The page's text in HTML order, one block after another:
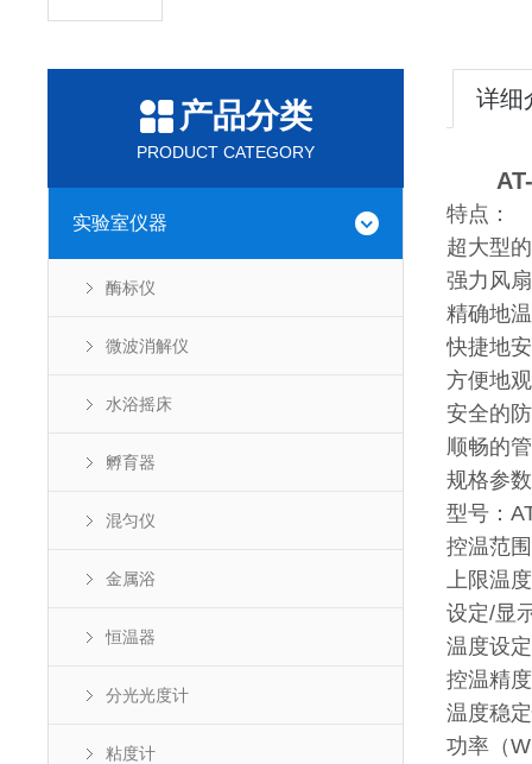
产品分类
PRODUCT CATEGORY
实验室仪器
酶标仪
微波消解仪
水浴摇床
孵育器
混匀仪
金属浴
恒温器
分光光度计
粘度计
详细
特点：
超大型
强力风
精确地
快捷地
方便地
安全的
顺畅的
规格参
型号：
控温范
上限温
设定/显
温度设
控温精
温度稳
功率（